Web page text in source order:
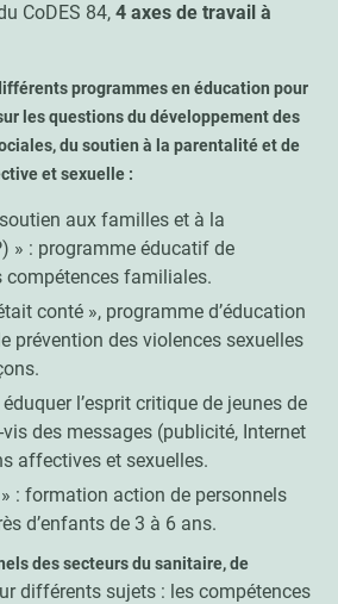
CoDES 84, 4 axes de travail à
programmes en éducation pour
les questions du développement des
du soutien à la parentalité et de
et sexuelle :
aux familles et à la
» : programme éducatif de
compétences familiales.
conté », programme d’éducation
prévention des violences sexuelles
l’esprit critique de jeunes de
des messages (publicité, Internet
affectives et sexuelles.
: formation action de personnels
d’enfants de 3 à 6 ans.
des secteurs du sanitaire, de
différents sujets : les compétences